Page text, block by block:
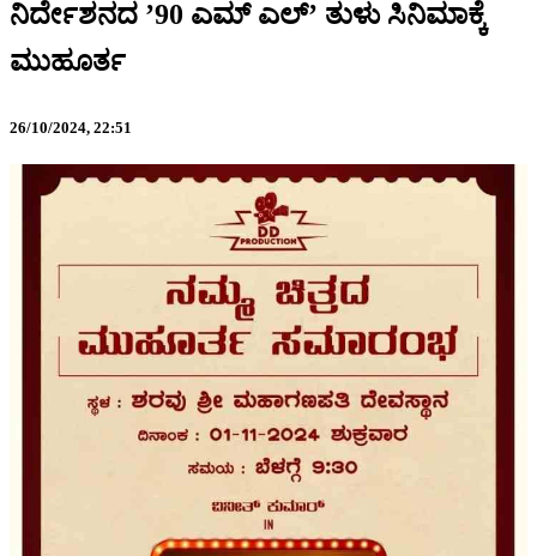
ನಿರ್ದೇಶನದ ’90 ಎಮ್ ಎಲ್’ ತುಳು ಸಿನಿಮಾಕ್ಕೆ
ಮುಹೂರ್ತ
26/10/2024, 22:51